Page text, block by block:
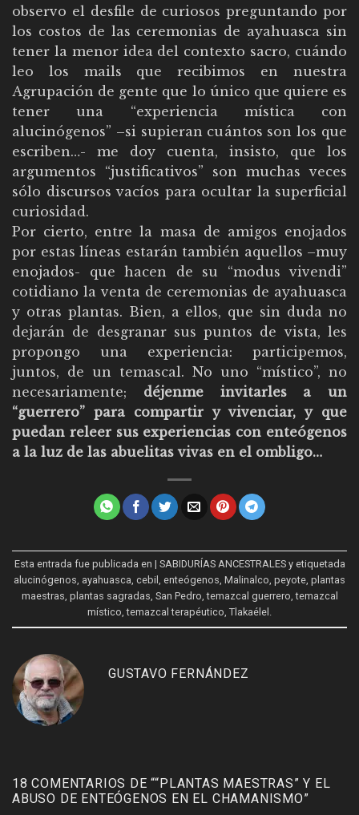
observo el desfile de curiosos preguntando por
los costos de las ceremonias de ayahuasca sin
tener la menor idea del contexto sacro, cuándo
leo los mails que recibimos en nuestra
Agrupación de gente que lo único que quiere es
tener una “experiencia mística con
alucinógenos” –si supieran cuántos son los que
escriben…- me doy cuenta, insisto, que los
argumentos “justificativos” son muchas veces
sólo discursos vacíos para ocultar la superficial
curiosidad.
Por cierto, entre la masa de amigos enojados
por estas líneas estarán también aquellos –muy
enojados- que hacen de su “modus vivendi”
cotidiano la venta de ceremonias de ayahuasca
y otras plantas. Bien, a ellos, que sin duda no
dejarán de desgranar sus puntos de vista, les
propongo una experiencia: participemos,
juntos, de un temascal. No uno “místico”, no
necesariamente; déjenme invitarles a un
“guerrero” para compartir y vivenciar, y que
puedan releer sus experiencias con enteógenos
a la luz de las abuelitas vivas en el ombligo…
Esta entrada fue publicada en | SABIDURÍAS ANCESTRALESy etiquetada
alucinógenos ayahuasca cebil enteógenos Malinalco peyote plantas
maestras plantas sagradas San Pedro ,temazcal guerrero ,temazcal
místico ,temazcal terapéutico Tlakaélel
GUSTAVO FERNÁNDEZ
18 COMENTARIOS DE ““PLANTAS MAESTRAS” Y EL
ABUSO DE ENTEÓGENOS EN EL CHAMANISMO”